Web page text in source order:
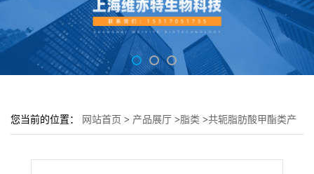
您当前的位置： 网站首页 > 产品展厅 >脂类 >共轭脂肪酸甲酯类产